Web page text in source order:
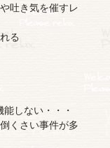
吐き気を催すレ
る
しない・・・
くさい事件が多